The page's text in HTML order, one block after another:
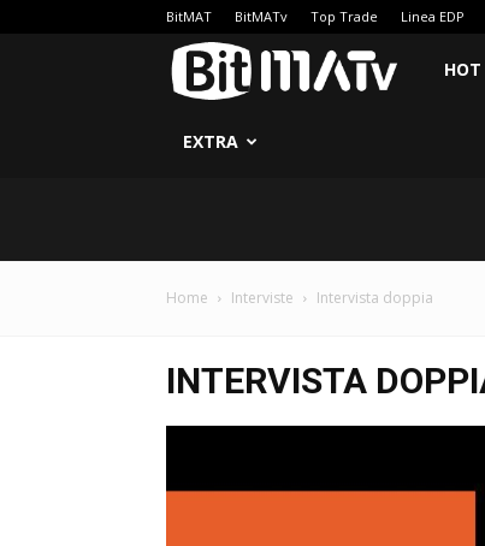
BitMAT BitMATv Top Trade Linea EDP
EXTRA
Home Interviste Intervista doppia
INTERVISTA